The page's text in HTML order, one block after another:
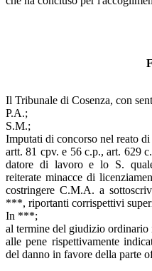
Il Tribunale di Cosenza, con
P.A.;
S.M.;
Imputati di concorso nel reato di
artt. 81 cpv. e 56 c.p., art. 629
datore di lavoro e lo S.
reiterate minacce di
costringere C.M.A. a
***, riportanti corrispettivi
In ***;
al termine del giudizio
alle pene rispettivamente
del danno in favore della parte